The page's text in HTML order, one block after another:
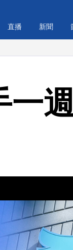
直播 新聞
一